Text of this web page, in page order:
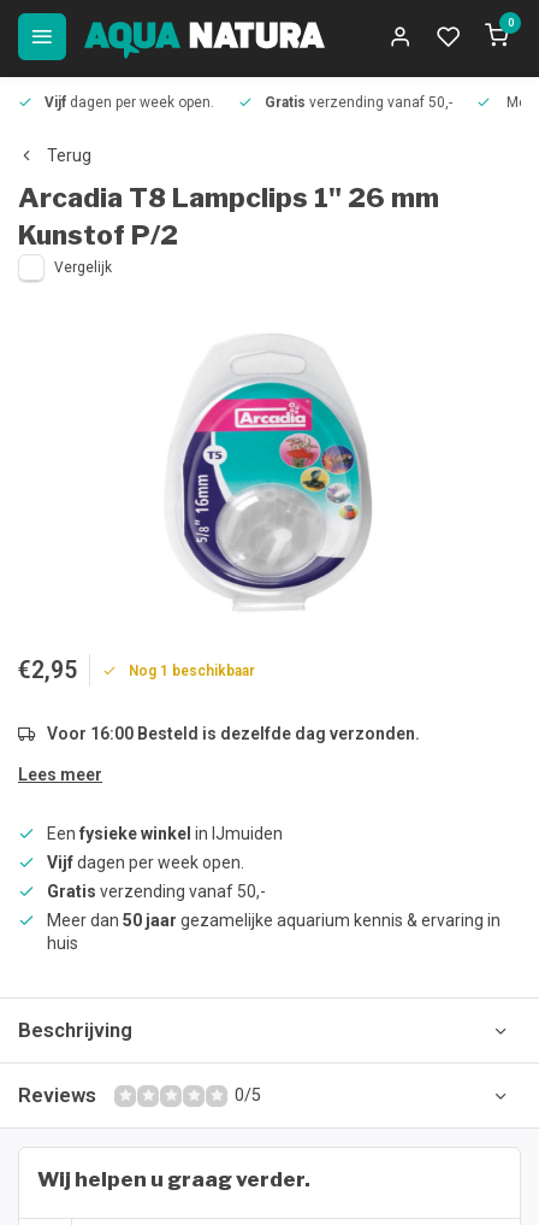
0
Vijf dagen per week open. Gratis verzending vanaf 50,-
Terug
Arcadia T8 Lampclips 1" 26 mm
Kunstof P/2
Vergelijk
€2,95 Nog 1 beschikbaar
Voor 16:00 Besteld is dezelfde dag verzonden.
Lees meer
Een fysieke winkel in IJmuiden
Vijfdagen per week open.
Gratis verzending vanaf 50,-
Meer dan 50 jaar gezamelijke aquarium kennis & ervaring in
huis
Beschrijving
Reviews 0/5
Wij helpen u graag verder.